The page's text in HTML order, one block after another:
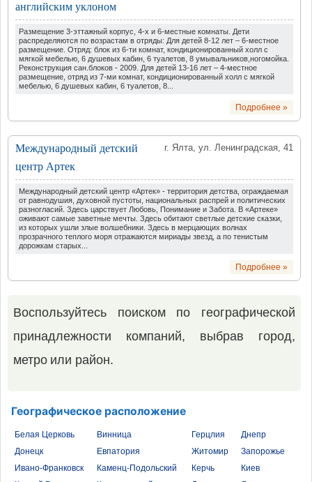
английским уклоном
Размещение 3-эттажный корпус, 4-х и 6-местные комнаты. Дети
распределяются по возрастам в отряды: Для детей 8-12 лет – 6-местное
размещение. Отряд: блок из 6-ти комнат, кондиционированный холл с
мягкой мебелью, 6 душевых кабин, 6 туалетов, 8 умывальников,ногомойка.
Реконструкция сан.блоков - 2009. Для детей 13-16 лет – 4-местное
размещение, отряд из 7-ми комнат, кондиционированный холл с мягкой
мебелью, 6 душевых кабин, 6 туалетов, 8...
Подробнее »
г. Ялта, ул. Ленинградская, 41
Международный детский
центр Артек
Международный детский центр «Артек» - территория детства, ограждаемая
от равнодушия, духовной пустоты, национальных распрей и политических
разногласий. Здесь царствует Любовь, Понимание и Забота. В «Артеке»
оживают самые заветные мечты. Здесь обитают светлые детские сказки,
из которых ушли злые волшебники. Здесь в мерцающих волнах
прозрачного теплого моря отражаются мириады звезд, а по тенистым
дорожкам старых...
Подробнее »
Воспользуйтесь поиском по географической
принадлежности компаний, выбрав город,
метро или район.
Географическое расположение
Белая Церковь Винница Герцлия
Днепр
Донецк
Евпатория Житомир
Запорожье
Ивано-Франковск
Каменц-Подольский Керчь
Киев